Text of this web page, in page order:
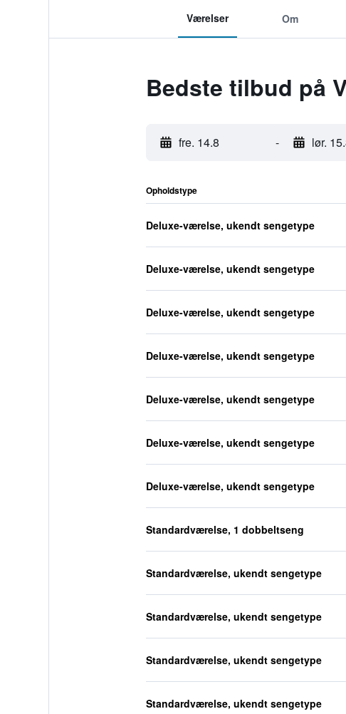
Værelser Om
Bedste tilbud på
fre. 14.8 - lør.
Opholdstype
Deluxe-værelse, ukendt sengetype
Deluxe-værelse, ukendt sengetype
Deluxe-værelse, ukendt sengetype
Deluxe-værelse, ukendt sengetype
Deluxe-værelse, ukendt sengetype
Deluxe-værelse, ukendt sengetype
Deluxe-værelse, ukendt sengetype
Standardværelse, 1 dobbeltseng
Standardværelse, ukendt sengetype
Standardværelse, ukendt sengetype
Standardværelse, ukendt sengetype
Standardværelse, ukendt sengetype